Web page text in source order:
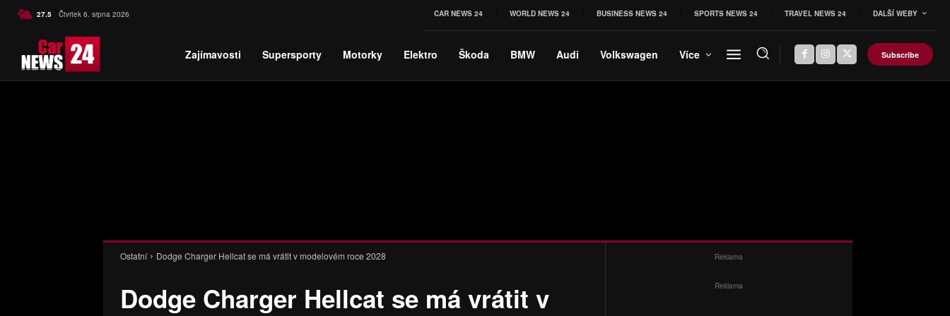
27.5 C Czech
Čtvrtek 6. srpna 2026 CAR NEWS 24 WORLD NEWS 24 BUSINESS NEWS 24 SPORTS NEWS 24 TRAVEL NEWS 24 DALŠÍ WEBY
Zajímavosti Supersporty Motorky Elektro Škoda BMW Audi Volkswagen Více Subscribe
Ostatní Dodge Charger Hellcat se má vrátit v modelovém roce 2028
Dodge Charger Hellcat se má vrátit v
Reklama
Reklama